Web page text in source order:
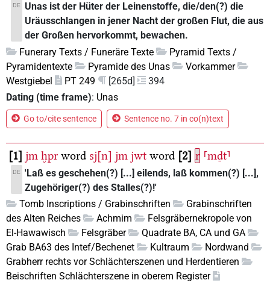
DE
Unas ist der Hüter der Leinenstoffe, die/den(?) die
Uräusschlangen in jener Nacht der großen Flut, die aus
der Großen hervorkommt, bewachen.
Funerary Texts / Funeräre Texte
Pyramid Texts /
Pyramidentexte
Pyramide des Unas
Vorkammer
Westgiebel
PT 249 [265d]
394
Dating (time frame): Unas
Go to/cite sentence Sentence no. 7 in co(n)text
1 jm ḫpr word sj[n] jm jwt word 2 r ⸢mḏt⸣
DE 'Laß es geschehen(?) [...] eilends, laß kommen(?) [...],
Zugehöriger(?) des Stalles(?)!'
Tomb Inscriptions / Grabinschriften
Grabinschriften
des Alten Reiches
Achmim
Felsgräbernekropole von
El-Hawawisch
Felsgräber
Quadrate BA, CA und GA
Grab BA63 des Intef/Bechenet
Kultraum
Nordwand
Grabherr rechts vor Schlächterszenen und Herdentieren
Beischriften Schlächterszene in oberem Register